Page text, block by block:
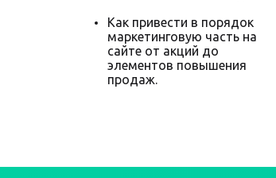
Как привести в порядок
маркетинговую часть на
сайте от акций до
элементов повышения
продаж.